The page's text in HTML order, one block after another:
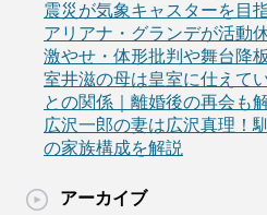
震災が気象キャスターを目
アリアナ・グランデが活動
激やせ・体形批判や舞台降
室井滋の母は皇室に仕えて
との関係｜離婚後の再会も
広沢一郎の妻は広沢真理！
の家族構成を解説
アーカイブ